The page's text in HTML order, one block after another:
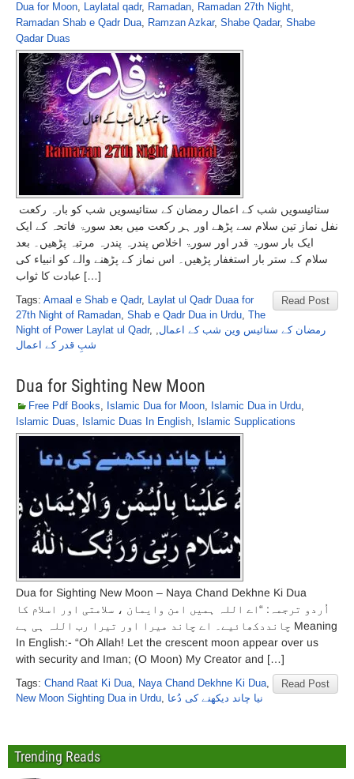
Dua for Moon, Laylatal qadr, Ramadan, Ramadan 27th Night,
Ramadan Shab e Qadr Dua, Ramzan Azkar, Shabe Qadar, Shabe
Qadar Duas
ستائیسویں شب کے اعمال رمضان کے ستائیسویں شب کو بارہ رکعت
نفل نماز تین سلام سے پڑھے اور ہر رکعت میں بعد سورۃ فاتحہ کے ایک
ایک بار سورۃ قدر اور سورۃ اخلاص پندرہ پندرہ مرتبہ پڑھیں۔ بعد
سلام کے ستر بار استغفار پڑھیں۔ اس نماز کے پڑھنے والے کو انبیاء کی
عبادت کا ثواب […]
Read Post
Tags: Amaal e Shab e Qadr, Laylat ul Qadr Duaa for
27th Night of Ramadan, Shab e Qadr Dua in Urdu, The
Night of Power Laylat ul Qadr, رمضان کے ستائیس وین شب کے اعمال,
شبِ قدر کے اعمال
Dua for Sighting New Moon
Free Pdf Books, Islamic Dua for Moon, Islamic Dua in Urdu,
Islamic Duas, Islamic Duas In English, Islamic Supplications
Dua for Sighting New Moon – Naya Chand Dekhne Ki Dua
اُردو ترجمہ: “اے اللہ ہمیں امن وایمان ، سلامتی اور اسلام کا
چانددکھائیے۔ اے چاند میرا اور تیرا رب اللہ ہی ہے Meaning
In English:- “Oh Allah! Let the crescent moon appear over us
with security and Iman; (O Moon) My Creator and […]
Read Post
Tags: Chand Raat Ki Dua, Naya Chand Dekhne Ki Dua,
New Moon Sighting Dua in Urdu, نیا چاند دیکھنے کی دُعا
Trending Reads